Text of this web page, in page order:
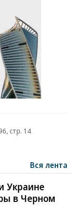
стр. 14
Вся лента
Украине
в Черном